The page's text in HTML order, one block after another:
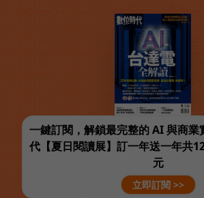
一鍵訂閱，解鎖最完整的 AI 與商
代【夏日閱讀展】訂一年送一年共
元
立即訂閱 >>